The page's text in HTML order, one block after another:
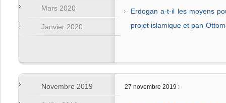
Mars 2020
Janvier 2020
Erdogan a-t-il les moyens
projet islamique et pan-
Novembre 2019 27 novembre 2019 :